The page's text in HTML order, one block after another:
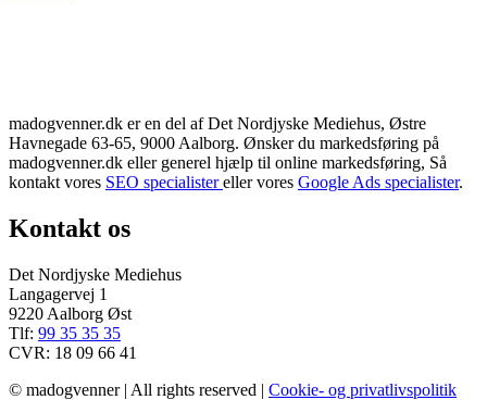
madogvenner.dk er en del af Det Nordjyske Mediehus, Østre
Havnegade 63-65, 9000 Aalborg. Ønsker du markedsføring på
madogvenner.dk eller generel hjælp til online markedsføring, Så
kontakt vores SEO specialistereller vores Google Ads specialister.
Kontakt os
Det Nordjyske Mediehus
Langagervej 1
9220 Aalborg Øst
Tlf: 99 35 35 35
CVR: 18 09 66 41
© madogvenner | All rights reserved | Cookie- og privatlivspolitik